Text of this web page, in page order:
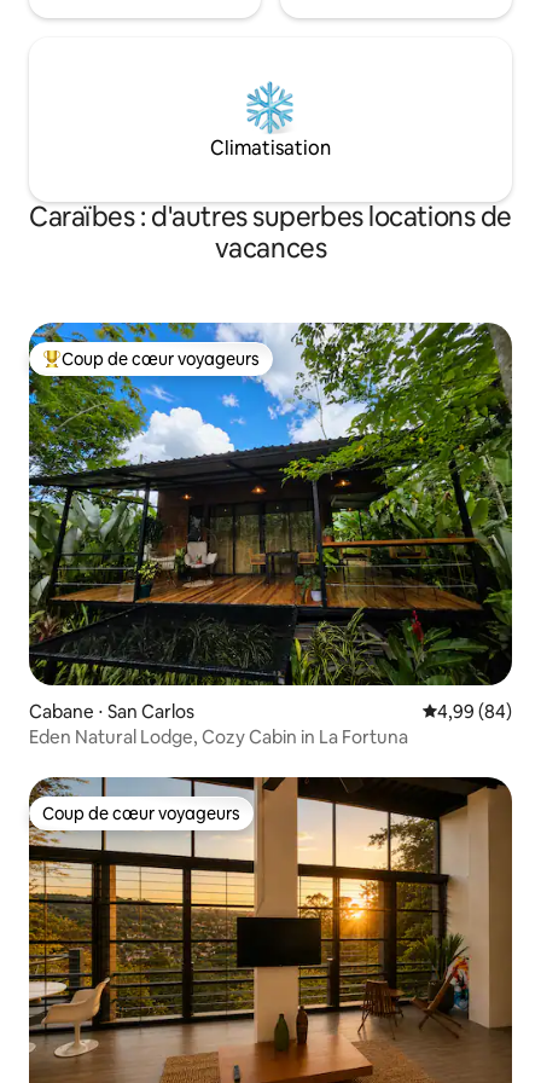
Climatisation
Caraïbes : d'autres superbes locations de
vacances
Coups de cœur voyageurs les plus appréciés
Coup de cœur voyageurs
Cabane ⋅ San Carlos Évaluation
4,99 (84)
Eden Natural Lodge, Cozy Cabin in La Fortuna
Coup de cœur voyageurs
Coup de cœur voyageurs